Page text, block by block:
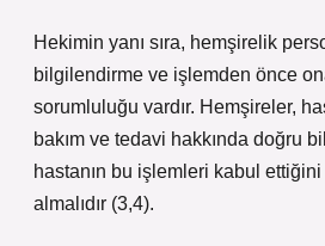
Hekimin yanı sıra, hemşirelik
bilgilendirme ve işlemden önce
sorumluluğu vardır. Hemşireler,
bakım ve tedavi hakkında doğru
hastanın bu işlemleri kabul ettiğini
almalıdır (3,4).